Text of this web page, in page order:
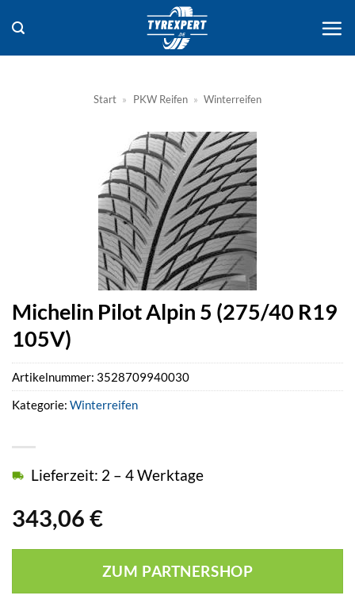
Inhalt
springen
Start » PKW Reifen » Winterreifen
Michelin Pilot Alpin 5 (275/40 R19
105V)
343,06 €
Lieferzeit: 2 – 4 Werktage
ZUM PARTNERSHOP
Artikelnummer: 3528709940030
Kategorie: Winterreifen